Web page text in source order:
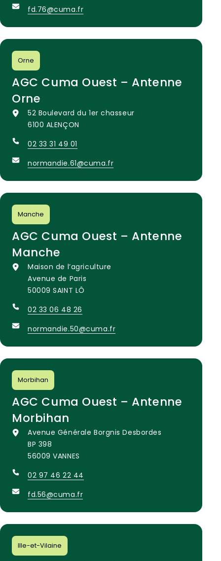
fd.76@cuma.fr
Orne
AGC Cuma Ouest – Antenne
Orne
52 Boulevard du 1er chasseur
6100 ALENÇON
02 33 31 49 01
normandie.61@cuma.fr
Manche
AGC Cuma Ouest – Antenne
Manche
Maison de l’agriculture
Avenue de Paris
50009 SAINT LÔ
02 33 06 48 26
normandie.50@cuma.fr
Morbihan
AGC Cuma Ouest – Antenne
Morbihan
Avenue Générale Borgnis Desbordes
BP 398
56009 VANNES
02 97 46 22 44
fd.56@cuma.fr
Ille-et-Vilaine